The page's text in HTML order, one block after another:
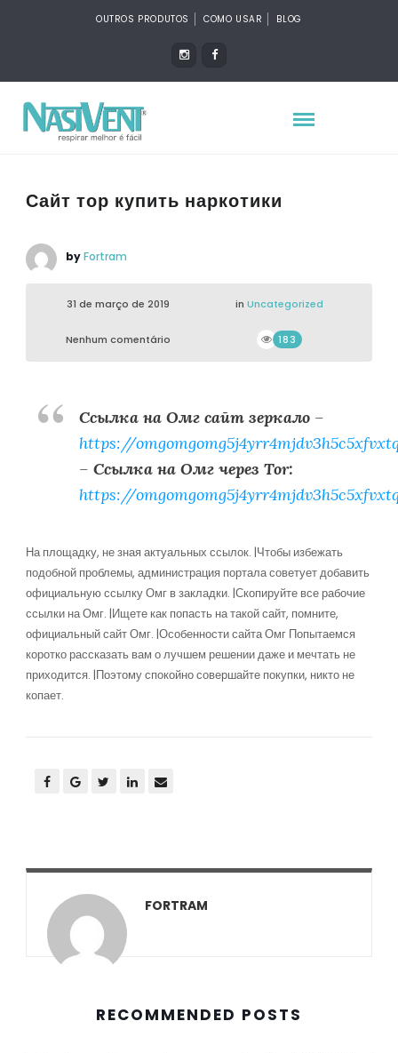
OUTROS PRODUTOS COMO USAR BLOG
Сайт тор купить наркотики
byFortram
31 de março de 2019 in Uncategorized
Nenhum comentário 183
Ссылка на Омг сайт зеркало–
https://
– Ссылка на Омг через Tor:
https://
На площадку, не зная актуальных ссылок. |Чтобы избежать
подобной проблемы, администрация портала советует добавить
официальную ссылку Омг в закладки. |Скопируйте все рабочие
ссылки на Омг. |Ищете как попасть на такой сайт, помните,
официальный сайт Омг. |Особенности сайта Омг Попытаемся
коротко рассказать вам о лучшем решении даже и мечтать не
приходится. |Поэтому спокойно совершайте покупки, никто не
копает.
FORTRAM
RECOMMENDED POSTS